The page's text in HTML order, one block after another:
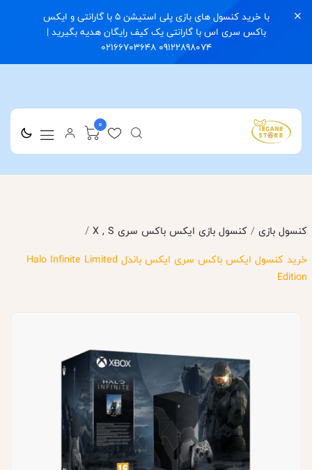
با خرید کنسول های بازی پلی استیشن 5 با گارانتی و ایکس
باکس سری اس با گارانتی یک کیف رایگان هدیه بگیرید |
09122898074 02166703648
0
کنسول بازی / کنسول بازی ایکس باکس سری X , S /
خرید کنسول ایکس باکس سری ایکس باندل Halo Infinite Limited
Edition